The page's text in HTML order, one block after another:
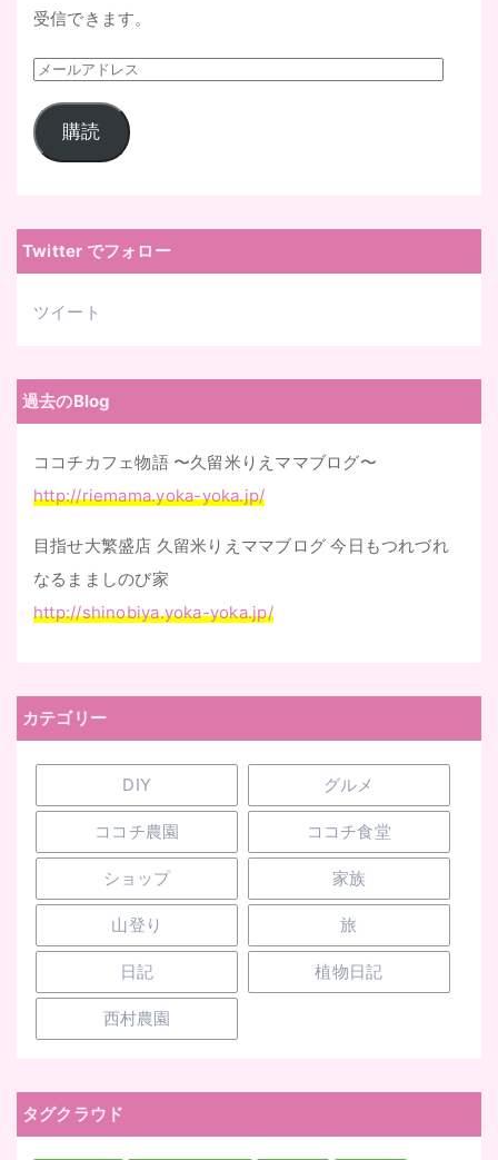
受信できます。
メ
ー
ル
レ
購読
Twitter でフォロー
ツイート
過去のBlog
ココチカフェ物語 〜久留米りえママブログ〜
http://riemama.yoka-yoka.jp/
目指せ大繁盛店 久留米りえママブログ 今日もつれづれ
なるまましのび家
http://shinobiya.yoka-yoka.jp/
カテゴリー
DIY グルメ
ココチ農園 ココチ食堂
ショップ 家族
山登り 旅
日記 植物日記
西村農園
タグクラウド